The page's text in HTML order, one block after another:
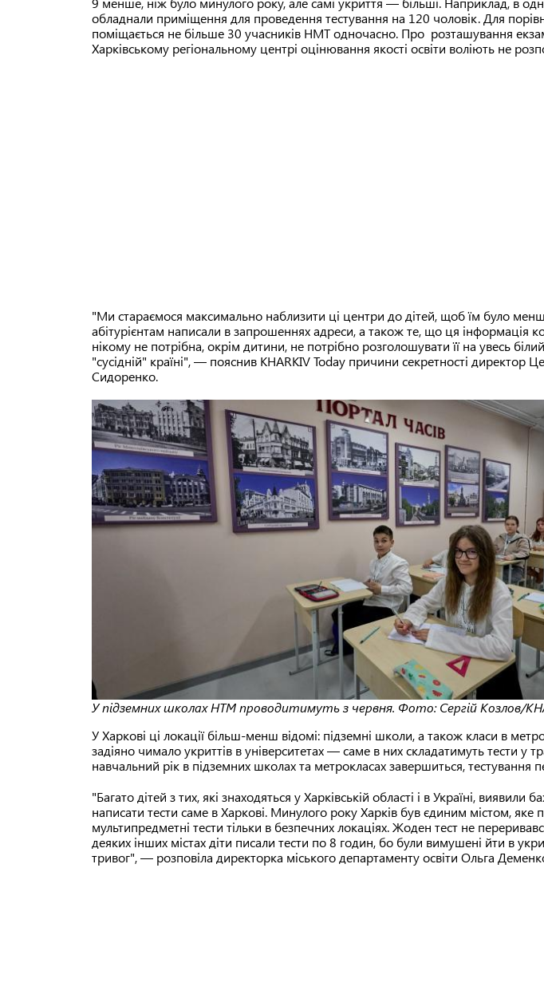
обладнали приміщення для проведення тестування на 120 чоловік. Для
поміщається не більше 30 учасників НМТ одночасно. Про розташування
Харківському регіональному центрі оцінювання якості освіти воліють не
"Ми стараємося максимально наблизити ці центри до дітей, щоб їм було
абітурієнтам написали в запрошеннях адреси, а також те, що ця інформація
нікому не потрібна, окрім дитини, не потрібно розголошувати її на увесь
"сусідній" країні", — пояснив KHARKIV Today причини секретності директор
Сидоренко.
У підземних школах НТМ проводитимуть з червня. Фото: Сергій Козлов/
У Харкові ці локації більш-менш відомі: підземні школи, а також класи в
задіяно чимало укриттів в університетах — саме в них складатимуть тести у
навчальний рік в підземних школах та метрокласах завершиться, тестування
"Багато дітей з тих, які знаходяться у Харківській області і в Україні, виявили
написати тести саме в Харкові. Минулого року Харків був єдиним містом, яке
мультипредметні тести тільки в безпечних локаціях. Жоден тест не
деяких інших містах діти писали тести по 8 годин, бо були вимушені йти в
тривог", — розповіла директорка міського департаменту освіти Ольга